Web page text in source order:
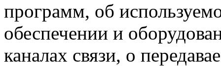
программ, об
обеспечении и
каналах связи, о